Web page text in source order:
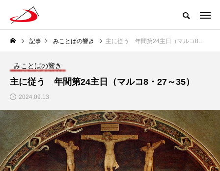
記事 みことばの響き 主に従う 年間第24主日（マルコ8・27～35）
みことばの響き
主に従う 年間第24主日（マルコ8・27～35）
2024.09.13